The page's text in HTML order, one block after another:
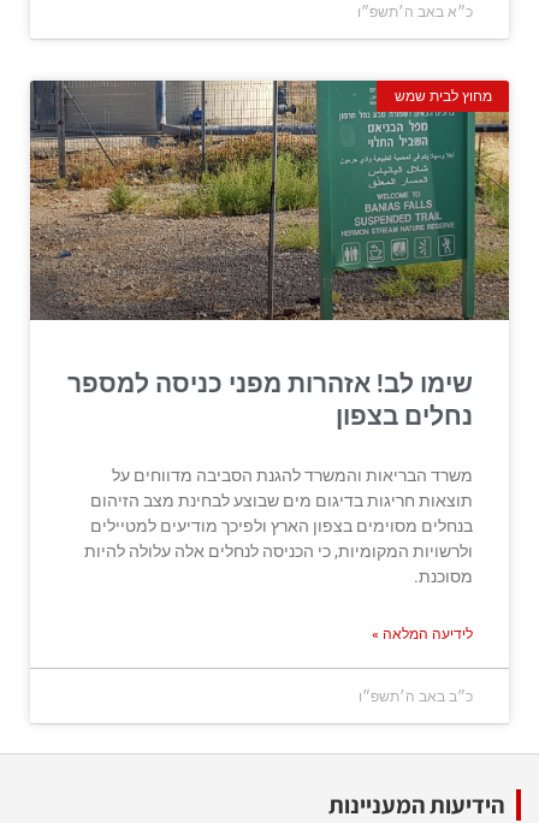
כ״א באב ה׳תשפ״ו
מחוץ לבית שמש
שימו לב! אזהרות מפני כניסה למספר
נחלים בצפון
משרד הבריאות והמשרד להגנת הסביבה מדווחים על
תוצאות חריגות בדיגום מים שבוצע לבחינת מצב הזיהום
בנחלים מסוימים בצפון הארץ ולפיכך מודיעים למטיילים
ולרשויות המקומיות, כי הכניסה לנחלים אלה עלולה להיות
מסוכנת.
לידיעה המלאה »
כ״ב באב ה׳תשפ״ו
הידיעות המעניינות